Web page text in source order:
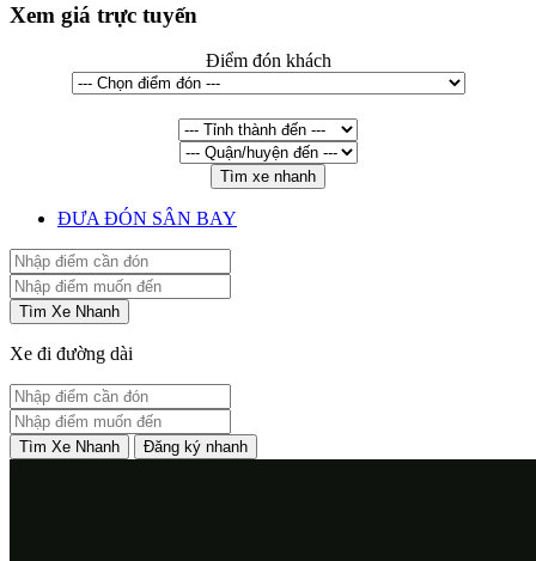
Xem giá trực tuyến
Điểm đón khách
Tìm xe nhanh
ĐƯA ĐÓN SÂN BAY
Tìm Xe Nhanh
Xe đi đường dài
Tìm Xe Nhanh Đăng ký nhanh